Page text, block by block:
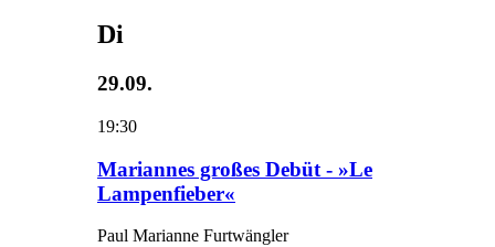
Di
29.09.
19:30
Mariannes großes Debüt - »Le
Lampenfieber«
Paul Marianne Furtwängler